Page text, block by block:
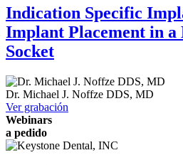
Indication Specific
Implant Placement in
Socket
Dr. Michael J. Noffze DDS, MD
Ver grabación
Webinars
a pedido